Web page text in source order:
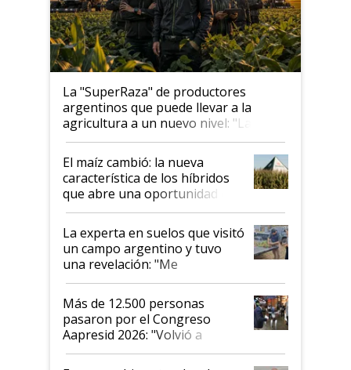
La "SuperRaza" de productores
argentinos que puede llevar a la
agricultura a un nuevo nivel: "Las
posibilidades de crecimiento son
infinitas"
El maíz cambió: la nueva
característica de los híbridos
que abre una oportunidad en
el lote
La experta en suelos que visitó
un campo argentino y tuvo
una revelación: "Me
impresionó mucho"
Más de 12.500 personas
pasaron por el Congreso
Aapresid 2026: "Volvió a
demostrar que hablar del
suelo es hablar de todo el